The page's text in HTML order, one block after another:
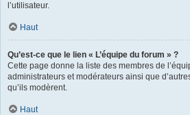
l’utilisateur.
Haut
Qu’est-ce que le lien « L’équipe du forum » ?
Cette page donne la liste des membres de
administrateurs et modérateurs ainsi que
qu’ils modèrent.
Haut